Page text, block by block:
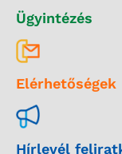
Ügyintézés
Elérhetőségek
Hírlevél